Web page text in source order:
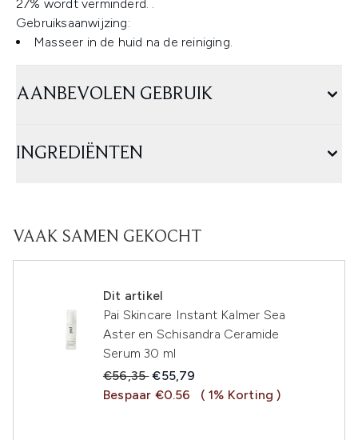
27% wordt verminderd. .
Gebruiksaanwijzing:
Masseer in de huid na de reiniging.
AANBEVOLEN GEBRUIK
INGREDIËNTEN
VAAK SAMEN GEKOCHT
Dit artikel
Pai Skincare Instant Kalmer Sea
Aster en Schisandra Ceramide
Serum 30 ml
Recommended Retail Price:
€56,35Huidige prijs:
€55,79
Bespaar €0.56
( 1% Korting )